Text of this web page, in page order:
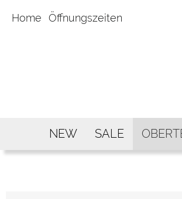
Home Öffnungszeiten
NEW SALE